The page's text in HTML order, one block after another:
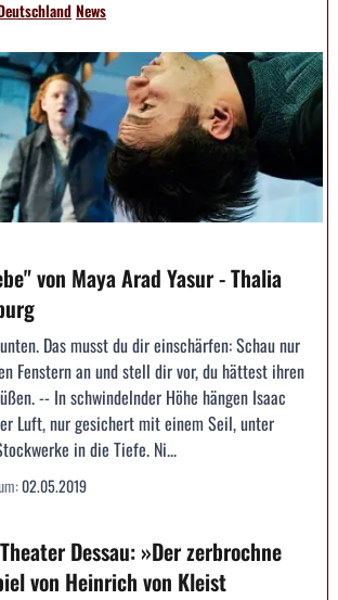
News
von Maya Arad Yasur - Thalia
Das musst du dir einschärfen: Schau nur
Fenstern an und stell dir vor, du hättest ihren
-- In schwindelnder Höhe hängen Isaac
Luft, nur gesichert mit einem Seil, unter
in die Tiefe. Ni...
02.05.2019
Dessau: »Der zerbrochne
von Heinrich von Kleist